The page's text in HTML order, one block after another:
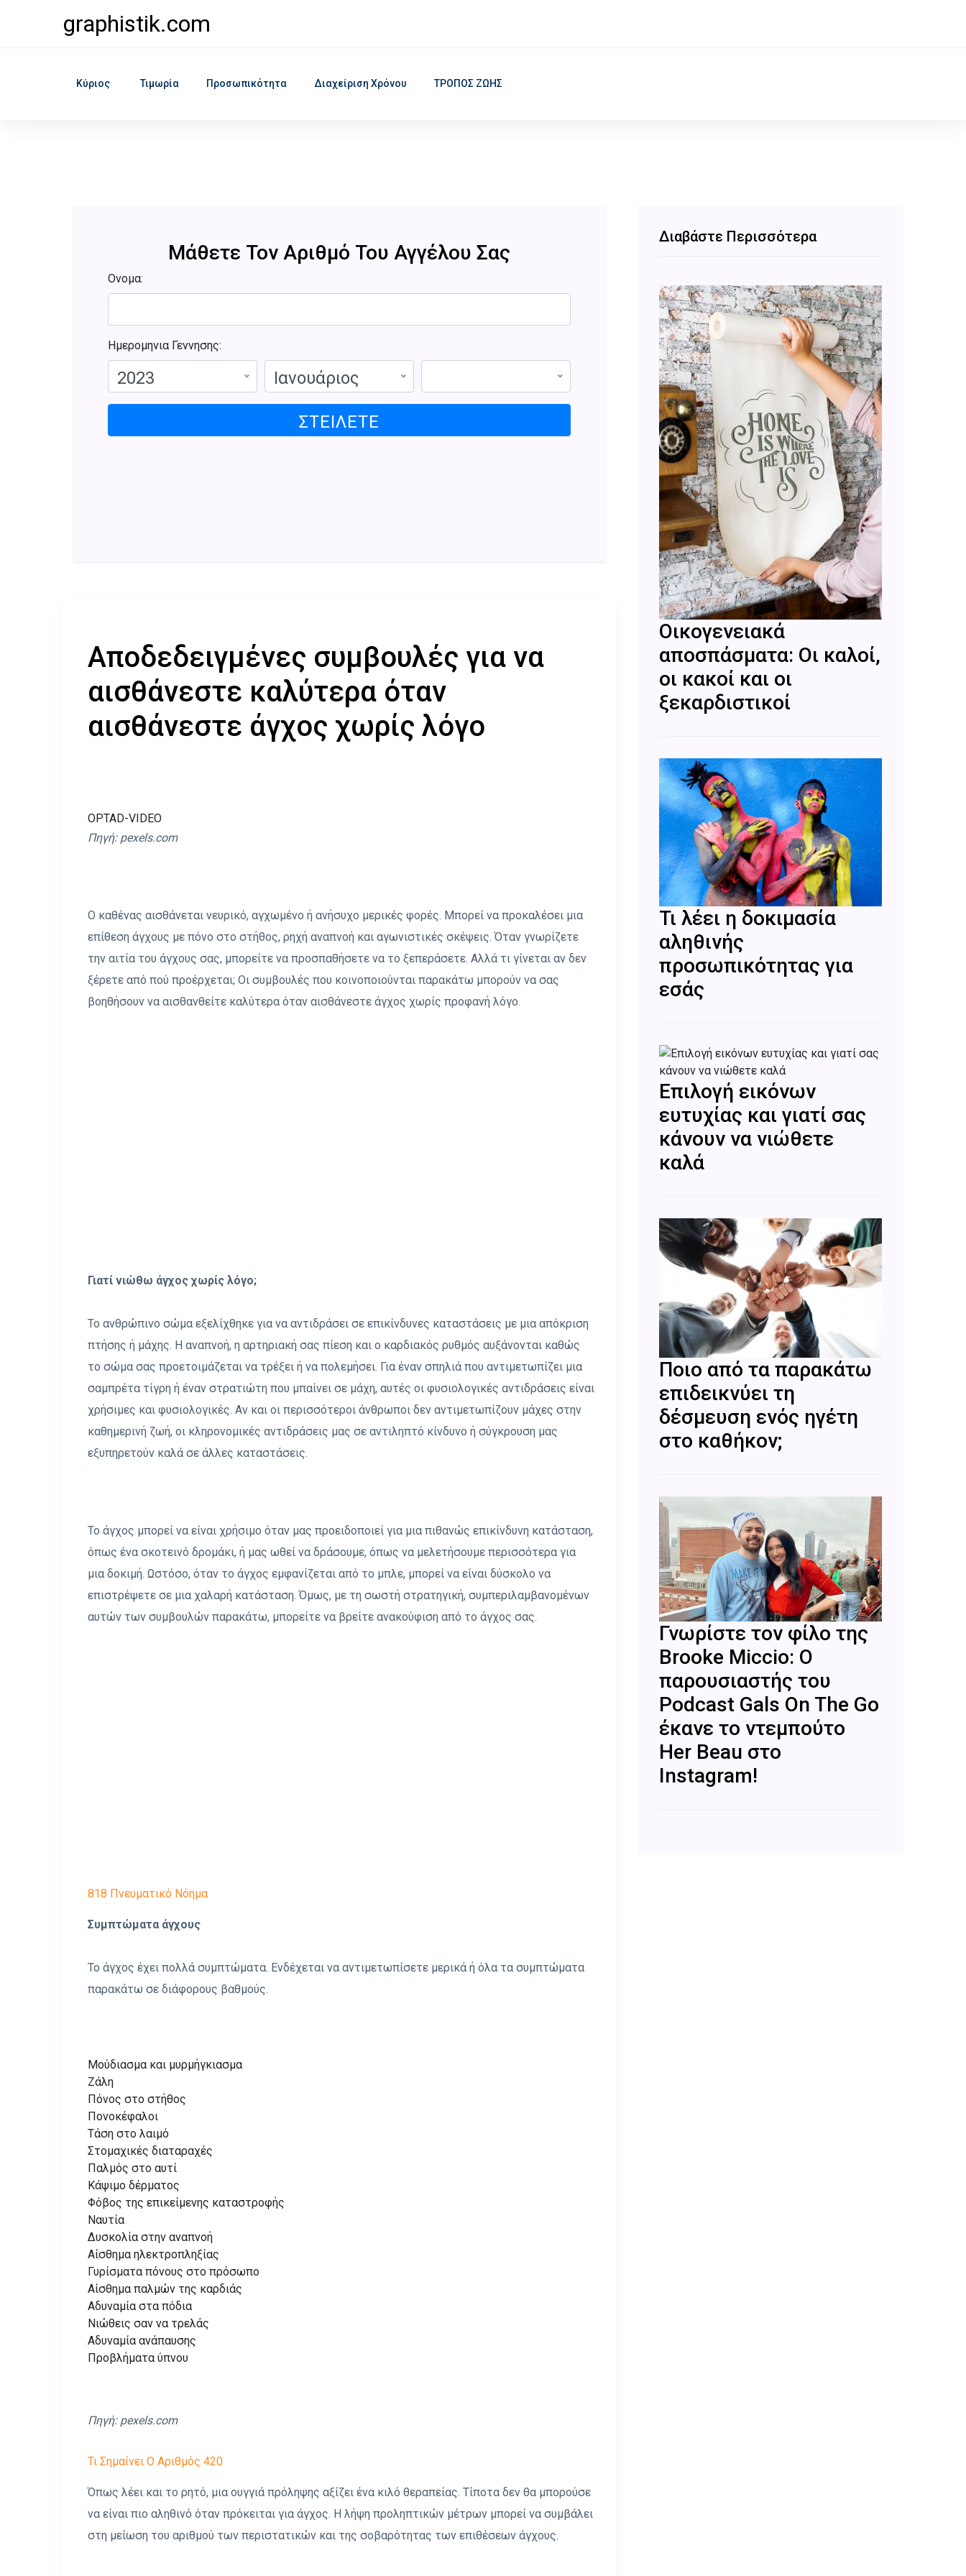
graphistik.com
Κύριος Τιμωρία Προσωπικότητα Διαχείριση Χρόνου ΤΡΟΠΟΣ ΖΩΗΣ
Μάθετε Τον Αριθμό Του Αγγέλου Σας
Ονομα:
Ημερομηνια Γεννησης:
2023 Ιανουάριος
ΣΤΕΊΛΕΤΕ
Αποδεδειγμένες συμβουλές για να
αισθάνεστε καλύτερα όταν
αισθάνεστε άγχος χωρίς λόγο
OPTAD-VIDEO
Πηγή: pexels.com
Ο καθένας αισθάνεται νευρικό, αγχωμένο ή ανήσυχο μερικές φορές. Μπορεί να προκαλέσει μια
επίθεση άγχους με πόνο στο στήθος, ρηχή αναπνοή και αγωνιστικές σκέψεις. Όταν γνωρίζετε
την αιτία του άγχους σας, μπορείτε να προσπαθήσετε να το ξεπεράσετε. Αλλά τι γίνεται αν δεν
ξέρετε από πού προέρχεται; Οι συμβουλές που κοινοποιούνται παρακάτω μπορούν να σας
βοηθήσουν να αισθανθείτε καλύτερα όταν αισθάνεστε άγχος χωρίς προφανή λόγο.
Γιατί νιώθω άγχος χωρίς λόγο;
Το ανθρώπινο σώμα εξελίχθηκε για να αντιδράσει σε επικίνδυνες καταστάσεις με μια απόκριση
πτήσης ή μάχης. Η αναπνοή, η αρτηριακή σας πίεση και ο καρδιακός ρυθμός αυξάνονται καθώς
το σώμα σας προετοιμάζεται να τρέξει ή να πολεμήσει. Για έναν σπηλιά που αντιμετωπίζει μια
σαμπρέτα τίγρη ή έναν στρατιώτη που μπαίνει σε μάχη, αυτές οι φυσιολογικές αντιδράσεις είναι
χρήσιμες και φυσιολογικές. Αν και οι περισσότεροι άνθρωποι δεν αντιμετωπίζουν μάχες στην
καθημερινή ζωή, οι κληρονομικές αντιδράσεις μας σε αντιληπτό κίνδυνο ή σύγκρουση μας
εξυπηρετούν καλά σε άλλες καταστάσεις.
Το άγχος μπορεί να είναι χρήσιμο όταν μας προειδοποιεί για μια πιθανώς επικίνδυνη κατάσταση,
όπως ένα σκοτεινό δρομάκι, ή μας ωθεί να δράσουμε, όπως να μελετήσουμε περισσότερα για
μια δοκιμή. Ωστόσο, όταν το άγχος εμφανίζεται από το μπλε, μπορεί να είναι δύσκολο να
επιστρέψετε σε μια χαλαρή κατάσταση. Όμως, με τη σωστή στρατηγική, συμπεριλαμβανομένων
αυτών των συμβουλών παρακάτω, μπορείτε να βρείτε ανακούφιση από το άγχος σας.
818 Πνευματικό Νόημα
Συμπτώματα άγχους
Το άγχος έχει πολλά συμπτώματα. Ενδέχεται να αντιμετωπίσετε μερικά ή όλα τα συμπτώματα
παρακάτω σε διάφορους βαθμούς.
Μούδιασμα και μυρμήγκιασμα
Ζάλη
Πόνος στο στήθος
Πονοκέφαλοι
Τάση στο λαιμό
Στομαχικές διαταραχές
Παλμός στο αυτί
Κάψιμο δέρματος
Φόβος της επικείμενης καταστροφής
Ναυτία
Δυσκολία στην αναπνοή
Αίσθημα ηλεκτροπληξίας
Γυρίσματα πόνους στο πρόσωπο
Αίσθημα παλμών της καρδιάς
Αδυναμία στα πόδια
Νιώθεις σαν να τρελάς
Αδυναμία ανάπαυσης
Προβλήματα ύπνου
Πηγή: pexels.com
Τι Σημαίνει Ο Αριθμός 420
Όπως λέει και το ρητό, μια ουγγιά πρόληψης αξίζει ένα κιλό θεραπείας. Τίποτα δεν θα μπορούσε
να είναι πιο αληθινό όταν πρόκειται για άγχος. Η λήψη προληπτικών μέτρων μπορεί να συμβάλει
στη μείωση του αριθμού των περιστατικών και της σοβαρότητας των επιθέσεων άγχους.
Διαβάστε Περισσότερα
Οικογενειακά
αποσπάσματα: Οι καλοί,
οι κακοί και οι
ξεκαρδιστικοί
Τι λέει η δοκιμασία
αληθινής
προσωπικότητας για
εσάς
Επιλογή εικόνων
ευτυχίας και γιατί σας
κάνουν να νιώθετε
καλά
Ποιο από τα παρακάτω
επιδεικνύει τη
δέσμευση ενός ηγέτη
στο καθήκον;
Γνωρίστε τον φίλο της
Brooke Miccio: Ο
παρουσιαστής του
Podcast Gals On The Go
έκανε το ντεμπούτο
Her Beau στο
Instagram!